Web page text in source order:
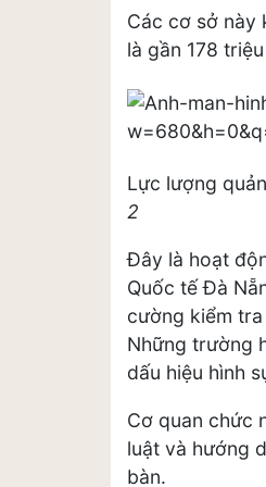
Các cơ sở này
là gần 178
Lực lượng
2
Đây là hoạt
Quốc tế Đà
cường kiểm
Những trường
dấu hiệu hình
Cơ quan chức
luật và hướng
bàn.